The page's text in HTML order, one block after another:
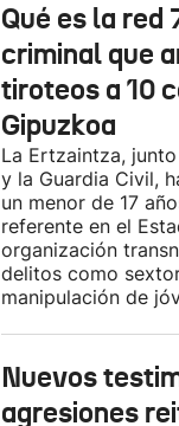
Qué es la red
criminal que
tiroteos a 10
Gipuzkoa
La Ertzaintza,
y la Guardia Civil,
un menor de 17
referente en el
organización
delitos como
manipulación de
Nuevos
agresiones